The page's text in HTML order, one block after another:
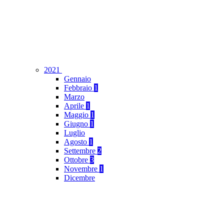
2021
Gennaio
Febbraio 1
Marzo
Aprile 1
Maggio 1
Giugno 1
Luglio
Agosto 1
Settembre 2
Ottobre 3
Novembre 1
Dicembre